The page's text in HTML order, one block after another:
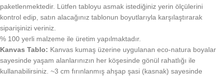
paketlenmektedir. Lütfen tabloyu asmak istediğiniz yerin ölçülerini
kontrol edip, satın alacağınız tablonun boyutlarıyla karşılaştırarak
siparişinizi veriniz.
% 100 yerli malzeme ile üretim yapılmaktadır.
Kanvas Tablo: Kanvas kumaş üzerine uygulanan eco-natura boyalar
sayesinde yaşam alanlarınızın her köşesinde gönül rahatlığı ile
kullanabilirsiniz. ~3 cm fırınlanmış ahşap şasi (kasnak) sayesinde